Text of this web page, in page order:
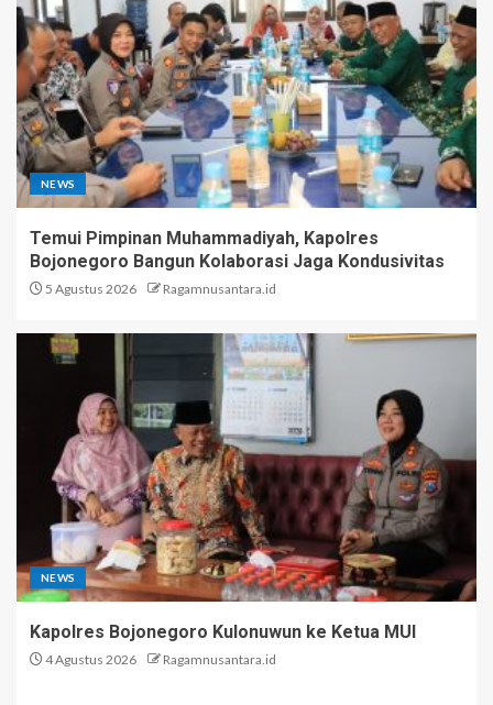
NEWS
Temui Pimpinan Muhammadiyah, Kapolres
Bojonegoro Bangun Kolaborasi Jaga Kondusivitas
5 Agustus 2026 Ragamnusantara.id
NEWS
Kapolres Bojonegoro Kulonuwun ke Ketua MUI
4 Agustus 2026 Ragamnusantara.id